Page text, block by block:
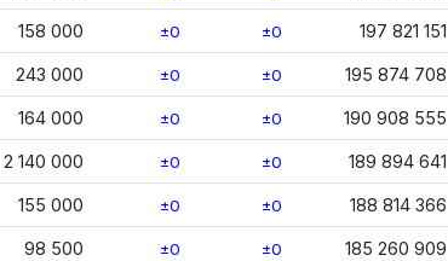
158 000 ±0 ±0 197 821 151
243 000 ±0 ±0 195 874 708
164 000 ±0 ±0 190 908 555
2 140 000 ±0 ±0 189 894 641
155 000 ±0 ±0 188 814 366
98 500 ±0 ±0 185 260 909